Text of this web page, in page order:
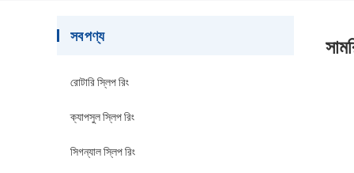
সব পণ্য
রোটারি স্লিপ রিং
ক্যাপসুল স্লিপ রিং
সিগন্যাল স্লিপ রিং